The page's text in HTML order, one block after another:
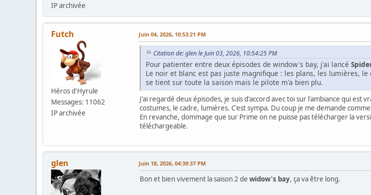
IP archivée
Futch
Héros d'Hyrule
Messages: 11062
IP archivée
Juin 04, 2026, 10:53:21 PM
Citation de: glen le Juin 03, 2026, 10:54:25 PM
Pour patienter entre deux épisodes de window's bay, j'ai lancé
Le noir et blanc est pas juste magnifique : les plans, les lumières,
se tient sur toute la saison mais le pilote m'a bien plu.
J'ai regardé deux épisodes, je suis d'accord avec toi sur l'ambiance qui
costumes, le cadre, lumières. C'est sympa. Du coup je me demande
En revanche, dommage que sur Prime on ne puisse pas télécharger la
téléchargeable.
glen Juin 18, 2026, 04:39:37 PM
Bon et bien vivement la saison 2 de widow's bay, ça va être long.